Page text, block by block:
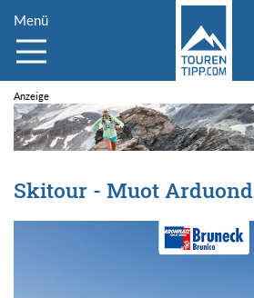
Menü
Skitour - Muot Arduond